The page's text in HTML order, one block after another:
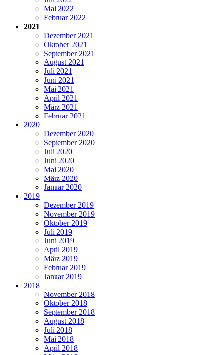
Mai 2022
Februar 2022
2021
Dezember 2021
Oktober 2021
September 2021
August 2021
Juli 2021
Juni 2021
Mai 2021
April 2021
März 2021
Februar 2021
2020
Dezember 2020
September 2020
Juli 2020
Juni 2020
Mai 2020
März 2020
Januar 2020
2019
Dezember 2019
November 2019
Oktober 2019
Juli 2019
Juni 2019
April 2019
März 2019
Februar 2019
Januar 2019
2018
November 2018
Oktober 2018
September 2018
August 2018
Juli 2018
Mai 2018
April 2018